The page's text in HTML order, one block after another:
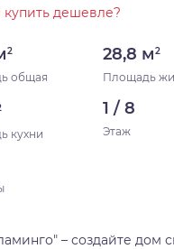
купить дешевле?
2
общая
28,8 м2
Площадь
кухни
1 / 8
Этаж
– создайте дом